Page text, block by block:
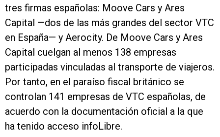
tres firmas españolas: Moove Cars y Ares
Capital —dos de las más grandes del sector VTC
en España— y Aerocity. De Moove Cars y Ares
Capital cuelgan al menos 138 empresas
participadas vinculadas al transporte de viajeros.
Por tanto, en el paraíso fiscal británico se
controlan 141 empresas de VTC españolas, de
acuerdo con la documentación oficial a la que
ha tenido acceso infoLibre.